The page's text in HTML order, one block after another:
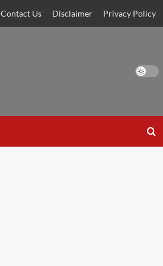
Contact Us Disclaimer Privacy Policy